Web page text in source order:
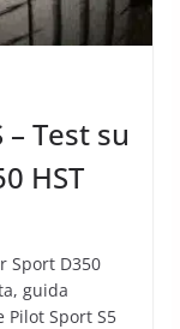
Test su
HST
Sport D350
guida
Pilot Sport S5